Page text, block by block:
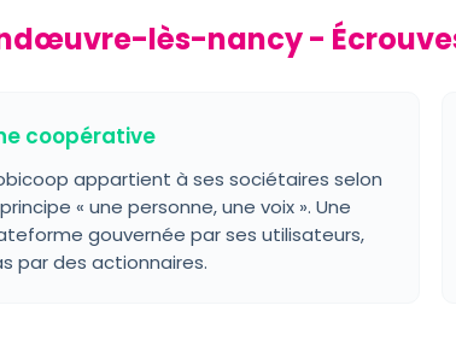
lès-nancy -
coopérative
appartient à ses sociétaires selon
« une personne, une voix ». Une
gouvernée par ses utilisateurs,
par des actionnaires.